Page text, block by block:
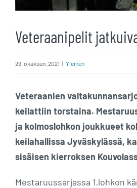
Veteraanipelit
29 lokakuun, 2021 | Yleinen
Veteraanien
keilattiin torstaina.
ja kolmoslohkon joukkueet
keilahallissa Jyväskylässä,
sisäisen kierroksen
Mestaruussarjassa 1.lohkon